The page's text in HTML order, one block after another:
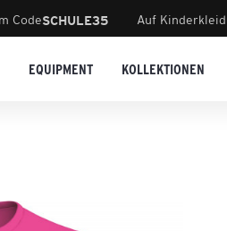
CodeSCHULE35 Auf
EQUIPMENT KOLLEKTIONEN